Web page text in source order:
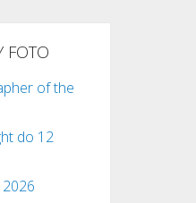
FOTO
of the
do 12